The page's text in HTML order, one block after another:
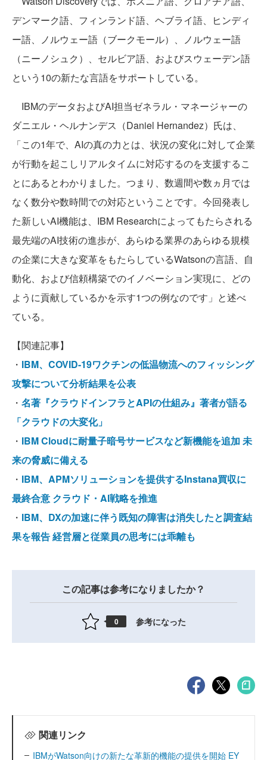
デンマーク語、フィンランド語、ヘブライ語、ヒンディ
ー語、ノルウェー語（ブークモール）、ノルウェー語
（ニーノシュク）、セルビア語、およびスウェーデン語
という10の新たな言語をサポートしている。
IBMのデータおよびAI担当ゼネラル・マネージャーの
ダニエル・ヘルナンデス（Daniel Hernandez）氏は、
「この1年で、AIの真の力とは、状況の変化に対して企業
が行動を起こしリアルタイムに対応するのを支援するこ
とにあるとわかりました。つまり、数週間や数ヵ月では
なく数分や数時間での対応ということです。今回発表し
た新しいAI機能は、IBM Researchによってもたらされる
最先端のAI技術の進歩が、あらゆる業界のあらゆる規模
の企業に大きな変革をもたらしているWatsonの言語、自
動化、および信頼構築でのイノベーション実現に、どの
ように貢献しているかを示す1つの例なのです」と述べ
ている。
【関連記事】
・ IBM、COVID-19ワクチンの低温物流へのフィッシング
攻撃について分析結果を公表
・ 名著『クラウドインフラとAPIの仕組み』著者が語る
「クラウドの大変化」
・ IBM Cloudに耐量子暗号サービスなど新機能を追加 未
来の脅威に備える
・ IBM、APMソリューションを提供するInstana買収に
最終合意 クラウド・AI戦略を推進
・ IBM、DXの加速に伴う既知の障害は消失したと調査結
果を報告 経営層と従業員の思考には乖離も
この記事は参考になりましたか？
0 参考になった
関連リンク
IBMがWatson向けの新たな革新的機能の提供を開始 EY